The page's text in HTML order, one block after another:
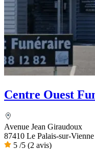
Centre Ouest
Avenue Jean Giraudoux
87410 Le Palais-sur-Vienne
5 /5 (2 avis)